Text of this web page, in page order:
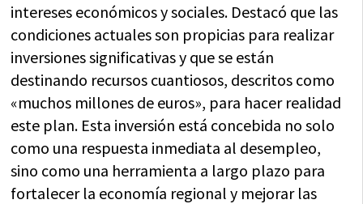
intereses económicos y sociales. Destacó que las
condiciones actuales son propicias para realizar
inversiones significativas y que se están
destinando recursos cuantiosos, descritos como
«muchos millones de euros», para hacer realidad
este plan. Esta inversión está concebida no solo
como una respuesta inmediata al desempleo,
sino como una herramienta a largo plazo para
fortalecer la economía regional y mejorar las